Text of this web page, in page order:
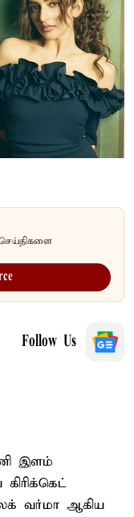
Follow Us
இளம்
வர்மா ஆகிய